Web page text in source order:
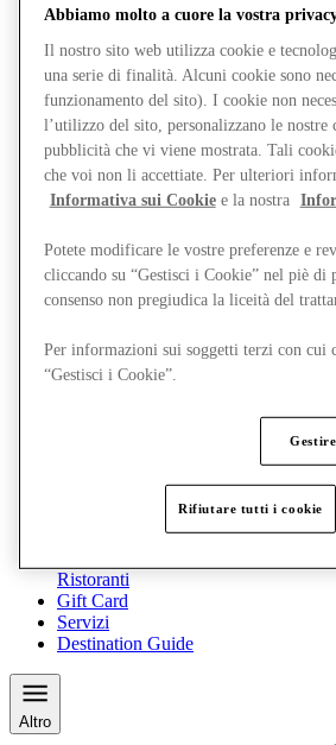
Novità
Ristoranti
Gift Card
Servizi
Destination Guide
Altro
Abbiamo molto a cuore la vostra
Il nostro sito web utilizza cookie e
una serie di finalità. Alcuni cookie sono
funzionamento del sito). I cookie non
l’utilizzo del sito, personalizzano le nostre
pubblicità che vi viene mostrata. Tali
che voi non li accettiate. Per ulteriori
Informativa sui Cookiee la nostra
Potete modificare le vostre preferenze e
cliccando su “Gestisci i Cookie” nel piè
consenso non pregiudica la liceità del
Per informazioni sui soggetti terzi con cui
“Gestisci i Cookie”.
Rifiutare tutti i cookie